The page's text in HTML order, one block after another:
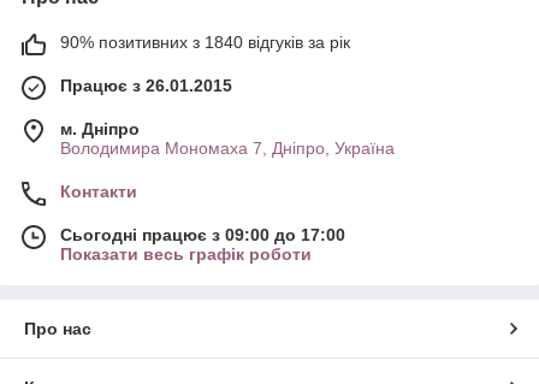
90% позитивних з 1840 відгуків за рік
Працює з 26.01.2015
м. Дніпро
Володимира Мономаха 7, Дніпро, Україна
Контакти
Сьогодні працює з 09:00 до 17:00
Показати весь графік роботи
Про нас